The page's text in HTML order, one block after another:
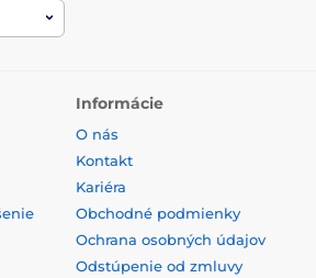
Informácie
O nás
Kontakt
Kariéra
Obchodné podmienky
Ochrana osobných údajov
Odstúpenie od zmluvy